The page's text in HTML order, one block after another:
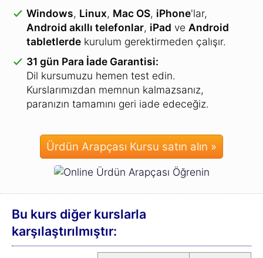
Windows, Linux, Mac OS, iPhone'lar,
Android akıllı telefonlar, iPad ve Android
tabletlerde kurulum gerektirmeden çalışır.
31 gün Para İade Garantisi:
Dil kursumuzu hemen test edin.
Kurslarımızdan memnun kalmazsanız,
paranızın tamamını geri iade edeceğiz.
Ürdün Arapçası Kursu satın alın »
Bu kurs diğer kurslarla
karşılaştırılmıştır: